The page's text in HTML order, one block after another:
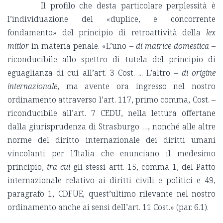
Il profilo che desta particolare perplessità è
l’individuazione del «duplice, e concorrente
fondamento» del principio di retroattività della lex
mitior in materia penale. «L’uno – di matrice domestica–
riconducibile allo spettro di tutela del principio di
eguaglianza di cui all’art. 3 Cost. ... L’altro – di origine
internazionale, ma avente ora ingresso nel nostro
ordinamento attraverso l’art. 117, primo comma, Cost. –
riconducibile all’art. 7 CEDU, nella lettura offertane
dalla giurisprudenza di Strasburgo …, nonché alle altre
norme del diritto internazionale dei diritti umani
vincolanti per l’Italia che enunciano il medesimo
principio, tra cui gli stessi artt. 15, comma 1, del Patto
internazionale relativo ai diritti civili e politici e 49,
paragrafo 1, CDFUE, quest’ultimo rilevante nel nostro
ordinamento anche ai sensi dell’art. 11 Cost.» (par. 6.1).